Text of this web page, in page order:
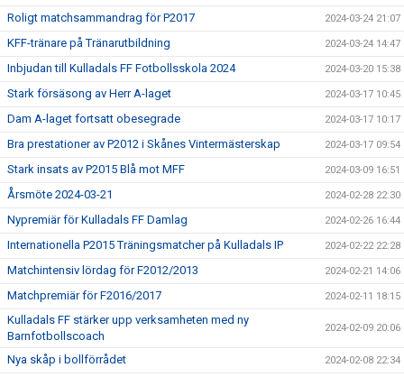
Roligt matchsammandrag för P2017 2024-03-24 21:07
KFF-tränare på Tränarutbildning 2024-03-24 14:47
Inbjudan till Kulladals FF Fotbollsskola 2024 2024-03-20 15:38
Stark försäsong av Herr A-laget 2024-03-17 10:45
Dam A-laget fortsatt obesegrade 2024-03-17 10:17
Bra prestationer av P2012 i Skånes Vintermästerskap 2024-03-17 09:54
Stark insats av P2015 Blå mot MFF 2024-03-09 16:51
Årsmöte 2024-03-21 2024-02-28 22:30
Nypremiär för Kulladals FF Damlag 2024-02-26 16:44
Internationella P2015 Träningsmatcher på Kulladals IP 2024-02-22 22:28
Matchintensiv lördag för F2012/2013 2024-02-21 14:06
Matchpremiär för F2016/2017 2024-02-11 18:15
Kulladals FF stärker upp verksamheten med ny
Barnfotbollscoach
2024-02-09 20:06
Nya skåp i bollförrådet 2024-02-08 22:34